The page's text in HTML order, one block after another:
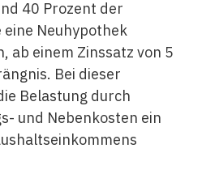
40 Prozent der
Neuhypothek
ab einem Zinssatz von 5
Bei dieser
Belastung durch
und Nebenkosten ein